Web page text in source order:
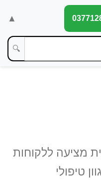
▲
🔍
מציעה ללקוחות
טיפולי